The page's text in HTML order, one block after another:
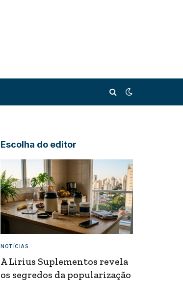
Escolha do editor
NOTÍCIAS
A Lirius Suplementos revela
os segredos da popularização